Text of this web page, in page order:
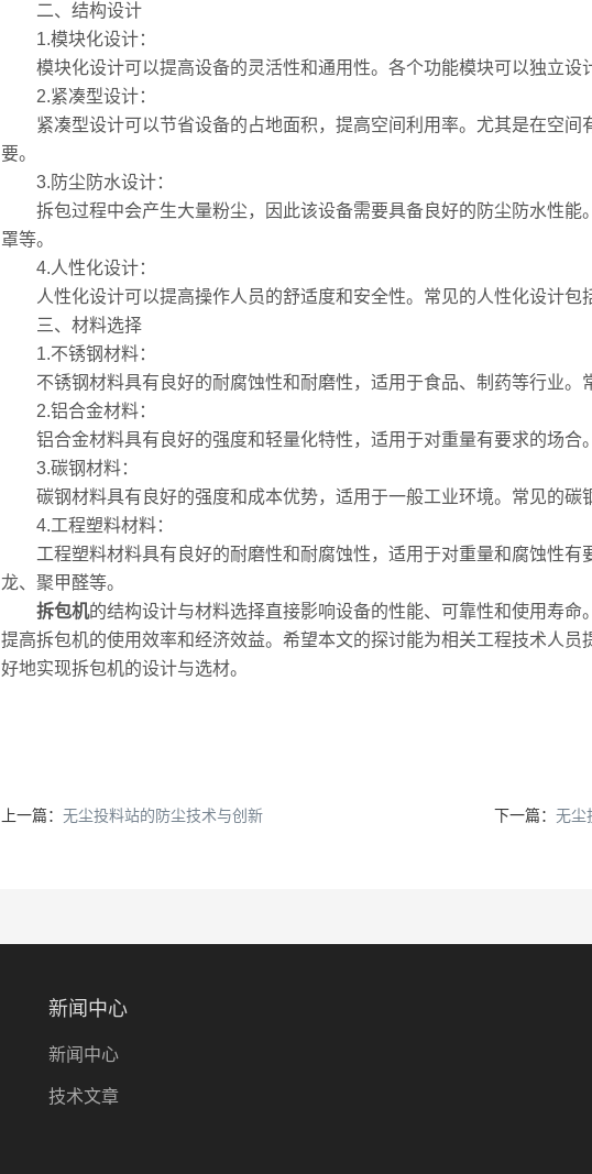
二、结构设计
1.模块化设计：
模块化设计可以提高设备的灵活性和通用性。各个功能模块可以独立设
2.紧凑型设计：
紧凑型设计可以节省设备的占地面积，提高空间利用率。尤其是在空间
要。
3.防尘防水设计：
拆包过程中会产生大量粉尘，因此该设备需要具备良好的防尘防水性能
罩等。
4.人性化设计：
人性化设计可以提高操作人员的舒适度和安全性。常见的人性化设计包
三、材料选择
1.不锈钢材料：
不锈钢材料具有良好的耐腐蚀性和耐磨性，适用于食品、制药等行业。
2.铝合金材料：
铝合金材料具有良好的强度和轻量化特性，适用于对重量有要求的场合
3.碳钢材料：
碳钢材料具有良好的强度和成本优势，适用于一般工业环境。常见的碳
4.工程塑料材料：
工程塑料材料具有良好的耐磨性和耐腐蚀性，适用于对重量和腐蚀性有
龙、聚甲醛等。
拆包机的结构设计与材料选择直接影响设备的性能、可靠性和使用寿命
提高拆包机的使用效率和经济效益。希望本文的探讨能为相关工程技术人员
好地实现拆包机的设计与选材。
上一篇： 无尘投料站的防尘技术与创新 下一篇：无尘
新闻中心
新闻中心
技术文章